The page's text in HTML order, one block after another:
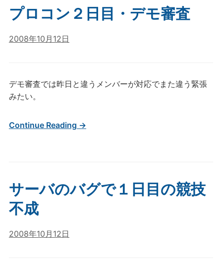
プロコン２日目・デモ審査
2008年10月12日
デモ審査では昨日と違うメンバーが対応でまた違う緊張
みたい。
Continue Reading →
サーバのバグで１日目の競技
不成
2008年10月12日